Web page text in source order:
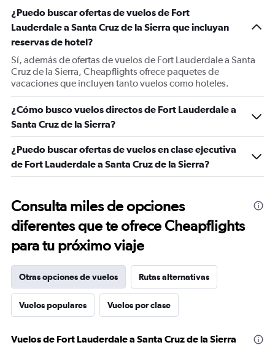
¿Puedo buscar ofertas de vuelos de Fort
Lauderdale a Santa Cruz de la Sierra que incluyan
reservas de hotel?
Sí, además de ofertas de vuelos de Fort Lauderdale a Santa
Cruz de la Sierra, Cheapflights ofrece paquetes de
vacaciones que incluyen tanto vuelos como hoteles.
¿Cómo busco vuelos directos de Fort Lauderdale a
Santa Cruz de la Sierra?
¿Puedo buscar ofertas de vuelos en clase ejecutiva
de Fort Lauderdale a Santa Cruz de la Sierra?
Consulta miles de opciones
diferentes que te ofrece Cheapflights
para tu próximo viaje
Otras opciones de vuelos Rutas alternativas
Vuelos populares Vuelos por clase
Vuelos de Fort Lauderdale a Santa Cruz de la Sierra